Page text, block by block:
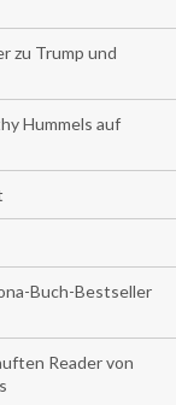
zu Trump und
Hummels auf
Buch-Bestseller
Reader von